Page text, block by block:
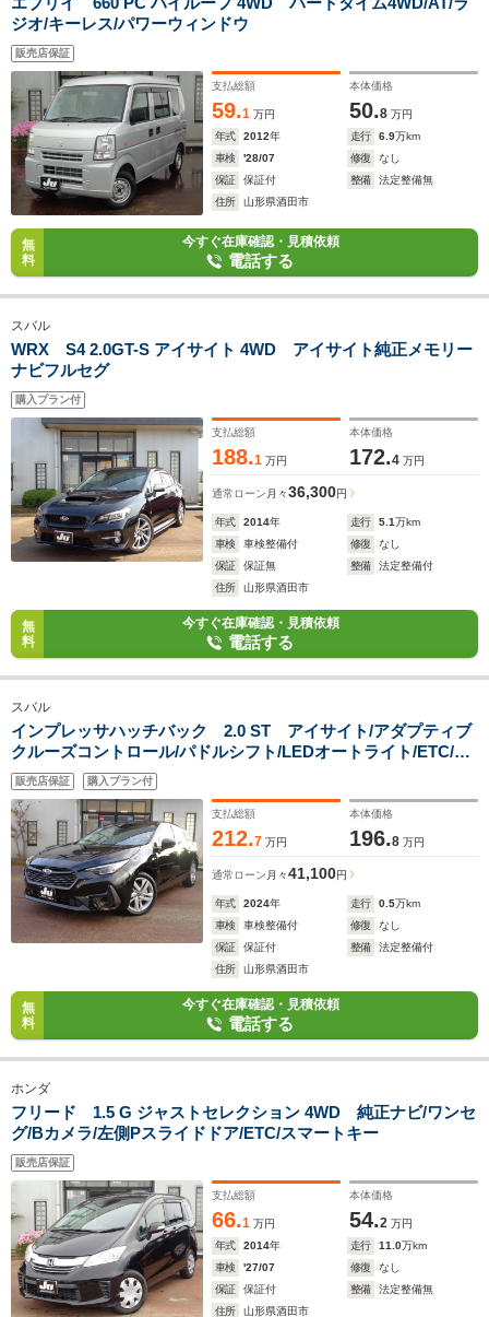
ジオ/キーレス/パワーウィンドウ
販売店保証
支払総額
59.1 万円
本体価格
50.8 万円
年式
2012年 走行 6.9万km
車検
'28/07 修復
なし
保証
保証付 整備
法定整備無
住所
山形県酒田市
無
料
今すぐ在庫確認・見積依頼
電話する
スバル
WRX S4 2.0GT-S アイサイト 4WD アイサイト純正メモリー
ナビフルセグ
購入プラン付
支払総額
188.1 万円
本体価格
172.4 万円
通常ローン 月々36,300円
年式 2014年 走行 5.1万km
車検
車検整備付 修復
なし
保証
保証無 整備
法定整備付
住所
山形県酒田市
無
料
今すぐ在庫確認・見積依頼
電話する
スバル
インプレッサハッチバック 2.0 ST アイサイト/アダプティブ
クルーズコントロール/パドルシフト/LEDオートライト/ETC/純
正17AW/スマートキー
販売店保証 購入プラン付
支払総額
212.7 万円
本体価格
196.8 万円
通常ローン 月々41,100円
年式 2024年 走行 0.5万km
車検
車検整備付 修復
なし
保証
保証付 整備
法定整備付
住所
山形県酒田市
無
料
今すぐ在庫確認・見積依頼
電話する
ホンダ
フリード 1.5 G ジャストセレクション 4WD 純正ナビ/ワンセ
グ/Bカメラ/左側Pスライドドア/ETC/スマートキー
販売店保証
支払総額
66.1 万円
本体価格
54.2 万円
年式
2014年 走行 11.0万km
車検
'27/07 修復
なし
保証
保証付 整備
法定整備無
住所
山形県酒田市